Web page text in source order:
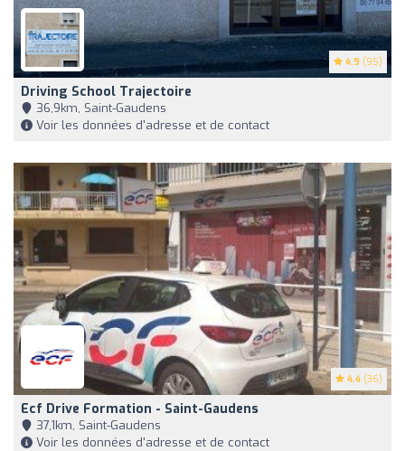
4.9 (95)
Driving School Trajectoire
36,9km, Saint-Gaudens
Voir les données d'adresse et de contact
4.4 (36)
Ecf Drive Formation - Saint-Gaudens
37,1km, Saint-Gaudens
Voir les données d'adresse et de contact